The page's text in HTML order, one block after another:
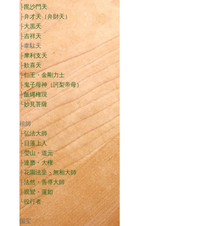
├毘沙門天
├弁才天（弁財天）
├大黒天
├吉祥天
├韋駄天
├摩利支天
├歓喜天
├仁王・金剛力士
├鬼子母神（訶梨帝母）
├飯縄権現
└妙見菩薩
祖師
├弘法大師
├日蓮上人
├瑩山・道元
├達磨・大権
├花園法皇・無相大師
├法然・善導大師
├親鸞・蓮如
└役行者
国宝